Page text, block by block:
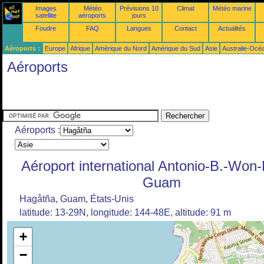
Images
satellite
Météo
aéroports
Prévisions 10
jours
Climat Météo marine
Foudre FAQ Langues Contact Actualités
Aéroports : Europe Afrique Amérique du Nord Amérique du Sud Asie Australie-
Aéroports
Aéroports :
Aéroport international Antonio-B.-
Guam
Hagåtña, Guam, États-Unis
latitude: 13-29N, longitude: 144-48E, altitude: 91 m
+
−